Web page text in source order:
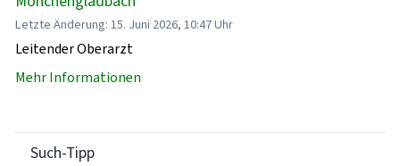
Letzte Änderung: 15. Juni 2026, 10:47 Uhr
Leitender Oberarzt
Mehr Informationen
Such-Tipp